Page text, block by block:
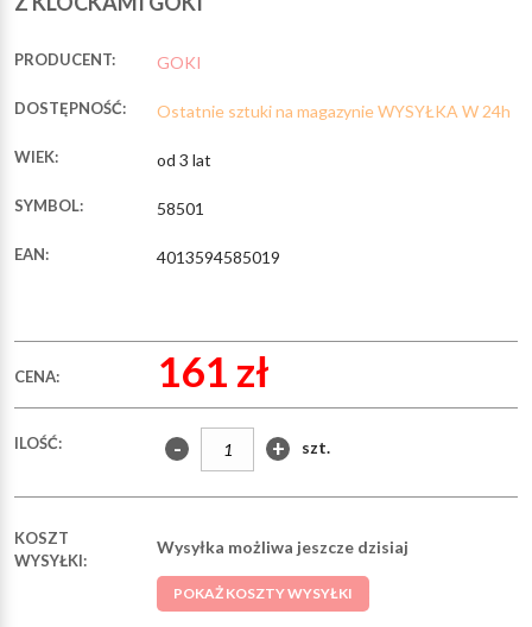
PRODUCENT: GOKI
DOSTĘPNOŚĆ: Ostatnie sztuki na magazynie WYSYŁKA W 24h
WIEK: od 3 lat
SYMBOL: 58501
EAN: 4013594585019
CENA: 161 zł
ILOŚĆ: - + szt.
KOSZT
WYSYŁKI:
Wysyłka możliwa jeszcze dzisiaj
POKAŻ KOSZTY WYSYŁKI